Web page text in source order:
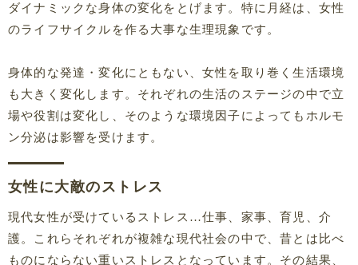
ダイナミックな身体の変化をとげます。特に月経は、女性
のライフサイクルを作る大事な生理現象です。
身体的な発達・変化にともない、女性を取り巻く生活環境
も大きく変化します。それぞれの生活のステージの中で立
場や役割は変化し、そのような環境因子によってもホルモ
ン分泌は影響を受けます。
女性に大敵のストレス
現代女性が受けているストレス…仕事、家事、育児、介
護。これらそれぞれが複雑な現代社会の中で、昔とは比べ
ものにならない重いストレスとなっています。その結果、